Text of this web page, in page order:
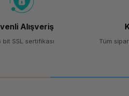
Alışveriş
bit SSL sertifikası
Tüm